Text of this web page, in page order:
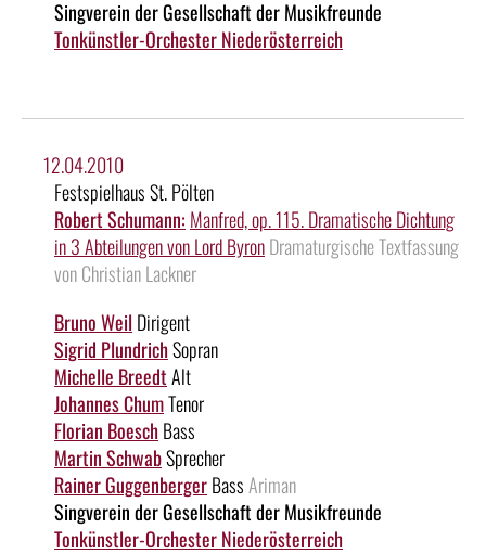
Singverein der Gesellschaft der Musikfreunde
Tonkünstler-Orchester Niederösterreich
12.04.2010
Festspielhaus St. Pölten
Robert Schumann: Manfred, op. 115. Dramatische Dichtung
in 3 Abteilungen von Lord ByronDramaturgische Textfassung
von Christian Lackner
Bruno Weil Dirigent
Sigrid PlundrichSopran
Michelle BreedtAlt
Johannes ChumTenor
Florian BoeschBass
Martin SchwabSprecher
Rainer GuggenbergerBass Ariman
Singverein der Gesellschaft der Musikfreunde
Tonkünstler-Orchester Niederösterreich